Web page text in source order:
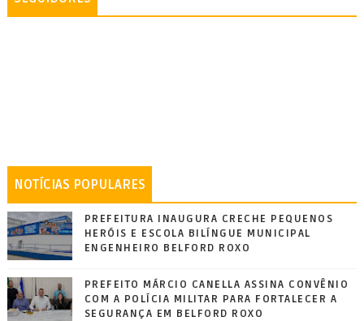
NOTÍCIAS POPULARES
PREFEITURA INAUGURA CRECHE PEQUENOS
HERÓIS E ESCOLA BILÍNGUE MUNICIPAL
ENGENHEIRO BELFORD ROXO
PREFEITO MÁRCIO CANELLA ASSINA CONVÊNIO
COM A POLÍCIA MILITAR PARA FORTALECER A
SEGURANÇA EM BELFORD ROXO